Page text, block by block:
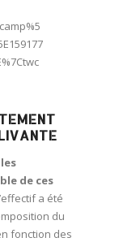
les
de ces
a été
du
fonction des